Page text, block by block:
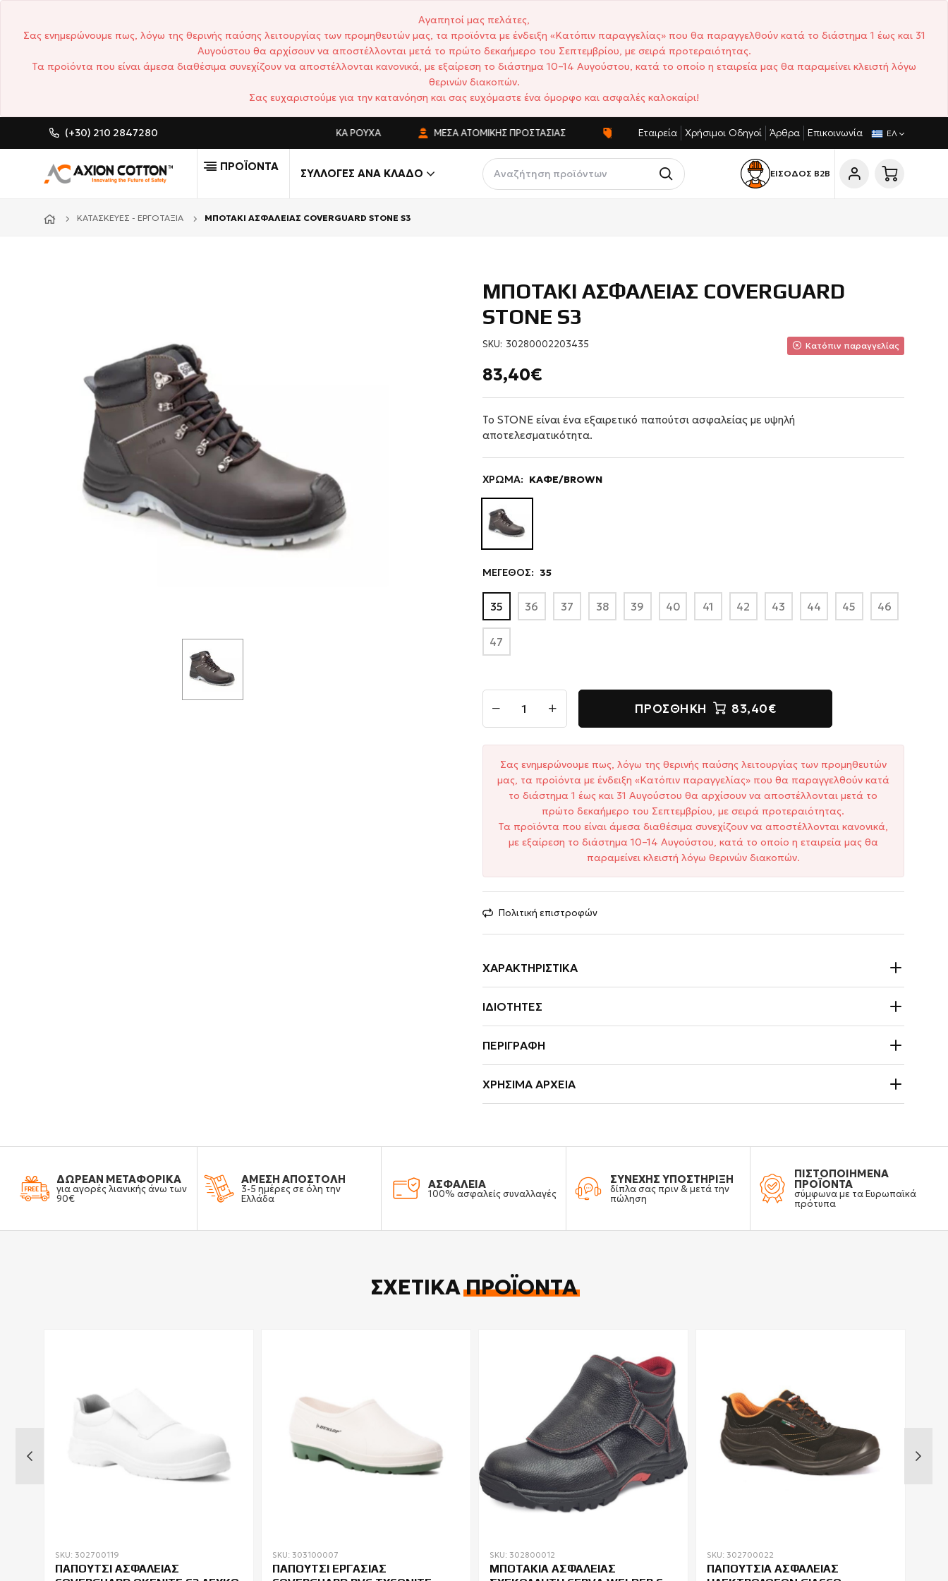
Αγαπητοί μας πελάτες,
Σας ενημερώνουμε πως, λόγω της θερινής παύσης λειτουργίας των προμηθευτών μας, τα προϊόντα με ένδειξη «Κατόπιν παραγγελίας» που θα παραγγελθούν κατά το διάστημα 1 έως και 31
Αυγούστου θα αρχίσουν να αποστέλλονται μετά το πρώτο δεκαήμερο του Σεπτεμβρίου, με σειρά προτεραιότητας.
Τα προϊόντα που είναι άμεσα διαθέσιμα συνεχίζουν να αποστέλλονται κανονικά, με εξαίρεση το διάστημα 10–14 Αυγούστου, κατά το οποίο η εταιρεία μας θα παραμείνει κλειστή λόγω
θερινών διακοπών.
Σας ευχαριστούμε για την κατανόηση και σας ευχόμαστε ένα όμορφο και ασφαλές καλοκαίρι!
(+30) 210 2847280 CUSTOM MADE ΕΠΑΓΓΕΛΜΑΤΙΚΆ ΡΟΎΧΑ ΜΈΣΑ ΑΤΟΜΙΚΉΣ ΠΡΟΣΤΑΣΊΑΣ ΑΝΤΑΓΩΝΙΣΤΙΚΈΣ ΤΙΜΈΣ ΣΎΝΤΟΜΟΙ ΧΡΌΝΟΙ ΠΑΡΆΔΟΣΗΣ
Εταιρεία Χρήσιμοι Οδηγοί Άρθρα Επικοινωνία ΕΛ
ΠΡΟΪΟΝΤΑ
ΣΥΛΛΟΓΈΣ ΑΝΆ ΚΛΆΔΟ ΕΙΣΟΔΟΣ Β2Β
ΚΑΤΑΣΚΕΥΈΣ - ΕΡΓΟΤΆΞΙΑ ΜΠΟΤΑΚΙ ΑΣΦAΛΕΙΑΣ COVERGUARD STONE S3
ΜΠΟΤΑΚΙ ΑΣΦAΛΕΙΑΣ COVERGUARD
STONE S3
SKU: 30280002203435 Κατόπιν παραγγελίας
83,40€
Το STONE είναι ένα εξαιρετικό παπούτσι ασφαλείας με υψηλή
αποτελεσματικότητα.
ΧΡΩΜΑ: ΚΑΦΕ/BROWN
ΜΕΓΕΘΟΣ: 35
35 36 37 38 39 40 41 42 43 44 45 46
47
ΠΡΟΣΘΉΚΗ 83,40€
Σας ενημερώνουμε πως, λόγω της θερινής παύσης λειτουργίας των προμηθευτών
μας, τα προϊόντα με ένδειξη «Κατόπιν παραγγελίας» που θα παραγγελθούν κατά
το διάστημα 1 έως και 31 Αυγούστου θα αρχίσουν να αποστέλλονται μετά το
πρώτο δεκαήμερο του Σεπτεμβρίου, με σειρά προτεραιότητας.
Τα προϊόντα που είναι άμεσα διαθέσιμα συνεχίζουν να αποστέλλονται κανονικά,
με εξαίρεση το διάστημα 10–14 Αυγούστου, κατά το οποίο η εταιρεία μας θα
παραμείνει κλειστή λόγω θερινών διακοπών.
Πολιτική επιστροφών
ΧΑΡΑΚΤΗΡΙΣΤΙΚΆ
ΙΔΙΌΤΗΤΕΣ
ΠΕΡΙΓΡΑΦΉ
ΧΡΉΣΙΜΑ ΑΡΧΕΊΑ
ΔΩΡΕΑΝ ΜΕΤΑΦΟΡΙΚΑ
για αγορές λιανικής άνω των
90€
ΑΜΕΣΗ ΑΠΟΣΤΟΛΗ
3-5 ημέρες σε όλη την
Ελλάδα
ΑΣΦΑΛΕΙΑ
100% ασφαλείς συναλλαγές
ΣΥΝΕΧΗΣ ΥΠΟΣΤΗΡΙΞΗ
δίπλα σας πριν & μετά την
πώληση
ΠΙΣΤΟΠΟΙΗΜΕΝΑ
ΠΡΟΪΟΝΤΑ
σύμφωνα με τα Ευρωπαϊκά
πρότυπα
ΣΧΕΤΙΚΆΠΡΟΪΌΝΤΑ
SKU: 302700119
ΠΑΠΟΥΤΣΙ ΑΣΦΑΛΕΙΑΣ
SKU: 303100007
ΠΑΠΟΥΤΣΙ ΕΡΓΑΣΙΑΣ
SKU: 302800012
ΜΠΟΤΑΚΙΑ ΑΣΦΑΛΕΙΑΣ
SKU: 302700022
ΠΑΠΟΥΤΣΙΑ ΑΣΦΑΛΕΙΑΣ